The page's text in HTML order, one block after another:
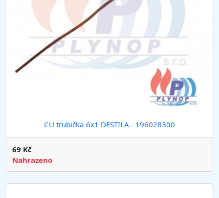
CU trubička 6x1 DESTILA - 196028300
69 Kč
Nahrazeno